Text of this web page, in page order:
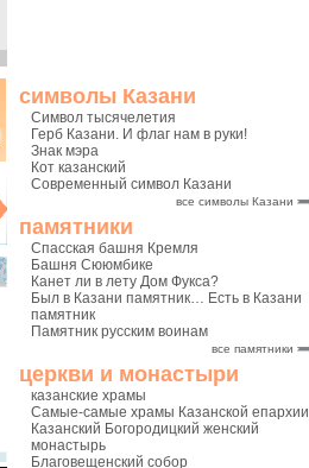
символы Казани
Символ тысячелетия
Герб Казани. И флаг нам в руки!
Знак мэра
Кот казанский
Современный символ Казани
все символы Казани
памятники
Спасская башня Кремля
Башня Сююмбике
Канет ли в лету Дом Фукса?
Был в Казани памятник… Есть в Казани
памятник
Памятник русским воинам
все памятники
церкви и монастыри
казанские храмы
Самые-самые храмы Казанской епархии
Казанский Богородицкий женский
монастырь
Благовещенский собор